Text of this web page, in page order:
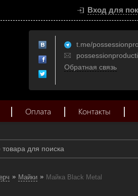
Вход для
t.me/
Обратная связь
Оплата Контакты
» Майки » Майка Black Metal